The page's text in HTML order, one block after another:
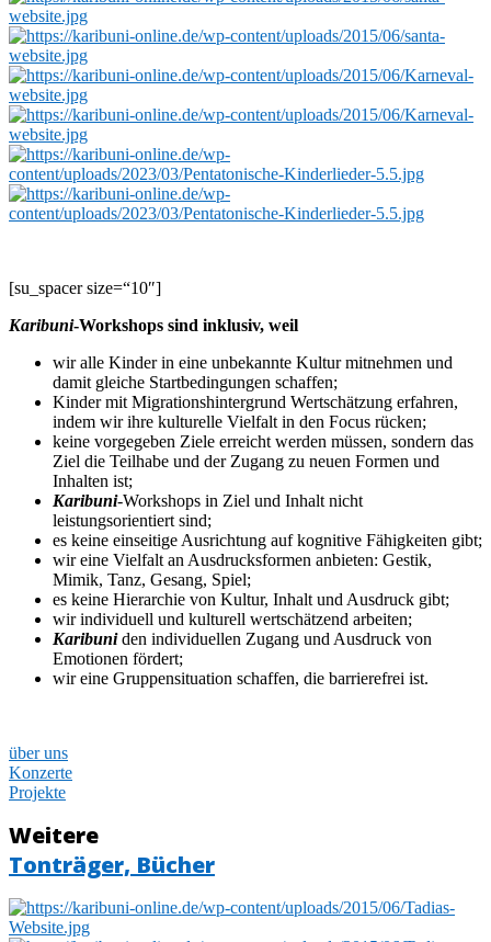
[su_spacer size=“10″]
Karibuni-Workshops sind inklusiv, weil
wir alle Kinder in eine unbekannte Kultur mitnehmen und
damit gleiche Startbedingungen schaffen;
Kinder mit Migrationshintergrund Wertschätzung erfahren,
indem wir ihre kulturelle Vielfalt in den Focus rücken;
keine vorgegeben Ziele erreicht werden müssen, sondern das
Ziel die Teilhabe und der Zugang zu neuen Formen und
Inhalten ist;
Karibuni-Workshops in Ziel und Inhalt nicht
leistungsorientiert sind;
es keine einseitige Ausrichtung auf kognitive Fähigkeiten gibt;
wir eine Vielfalt an Ausdrucksformen anbieten: Gestik,
Mimik, Tanz, Gesang, Spiel;
es keine Hierarchie von Kultur, Inhalt und Ausdruck gibt;
wir individuell und kulturell wertschätzend arbeiten;
Karibuniden individuellen Zugang und Ausdruck von
Emotionen fördert;
wir eine Gruppensituation schaffen, die barrierefrei ist.
über uns
Konzerte
Projekte
Weitere
Tonträger, Bücher